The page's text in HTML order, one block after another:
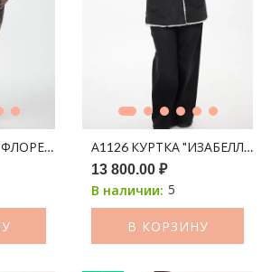
200С КОРИЧНЕВЫЙ ПРИНТ
А1126 КУРТКА "ИЗАБЕЛЛА"
13 800.00 ₽
В наличии: 5
В КОРЗИНУ